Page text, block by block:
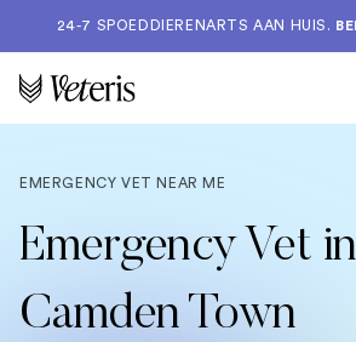
24-7 SPOEDDIERENARTS AAN HUIS.
EMERGENCY VET NEAR ME
Emergency Vet in
Camden Town